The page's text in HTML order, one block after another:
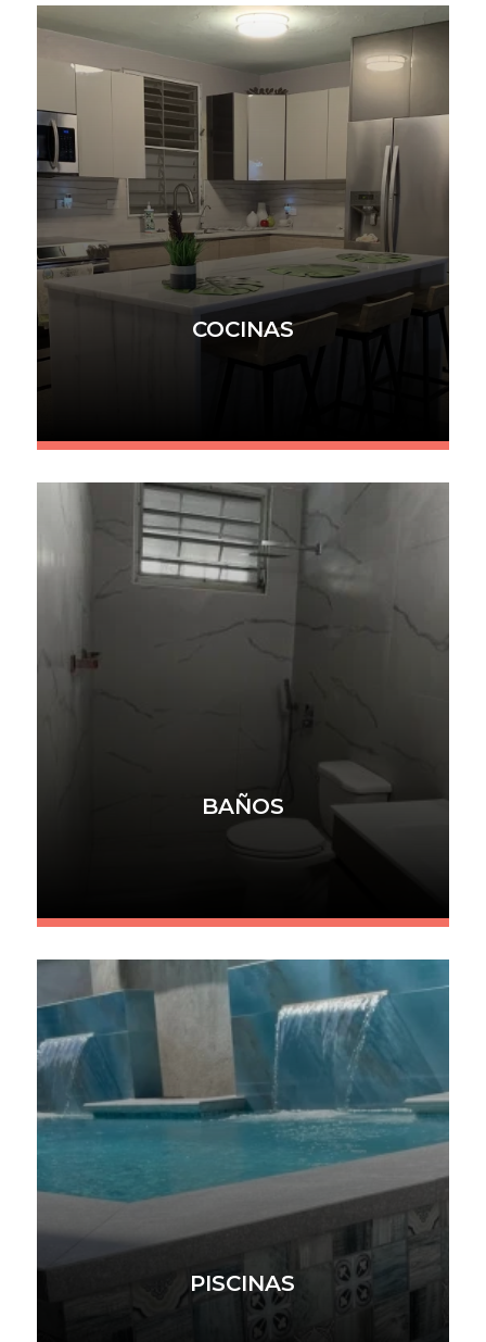
COCINAS
BAÑOS
PISCINAS